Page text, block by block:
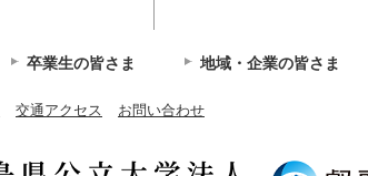
卒業生の皆さま 地域・企業の皆さま
交通アクセス
お問い合わせ